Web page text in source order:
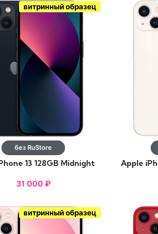
витринный образец
без RuStore
13 128GB Midnight
31 000 ₽
Apple
витринный образец